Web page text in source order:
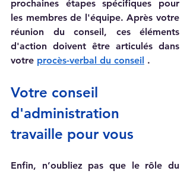
prochaines étapes spécifiques pour
les membres de l'équipe. Après votre
réunion du conseil, ces éléments
d'action doivent être articulés dans
votre procès-verbal du conseil .
Votre conseil
d'administration
travaille pour vous
Enfin, n’oubliez pas que le rôle du